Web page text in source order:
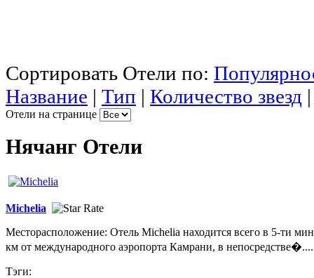
Сортировать Отели по:
Название | Тип | Количество звезд
Отели на странице
Нячанг Отели
Michelia
Месторасположение: Отель Michelia находится всего в 5-ти
км от международного аэропорта Камрани, в непосредстве�....
Тэги: